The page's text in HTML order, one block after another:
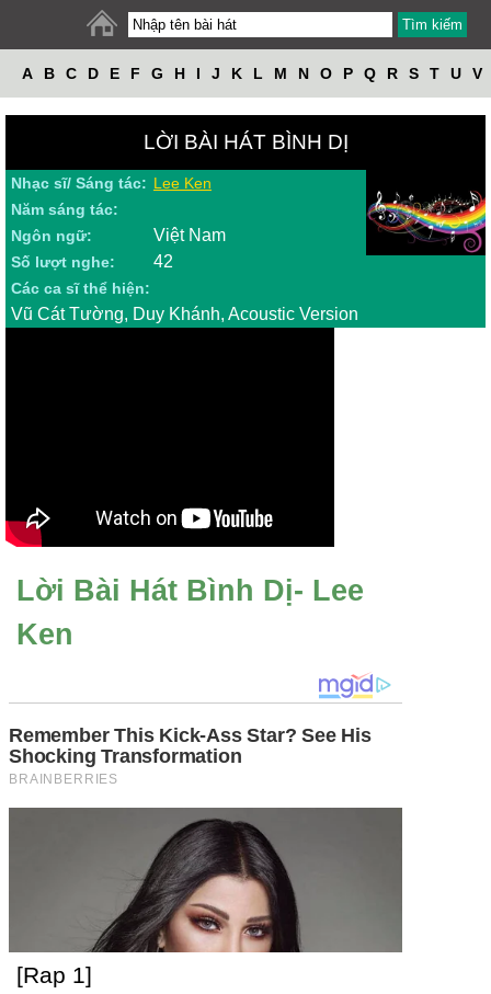
A B C D E F G H I J K L M N O P Q R S T U V
LỜI BÀI HÁT BÌNH DỊ
Nhạc sĩ/ Sáng tác: Lee Ken
Năm sáng tác:
Ngôn ngữ:
Việt Nam
Số lượt nghe: 42
Các ca sĩ thể hiện:
Vũ Cát Tường, Duy Khánh, Acoustic Version
Lời Bài Hát Bình Dị- Lee
Ken
[Rap 1]